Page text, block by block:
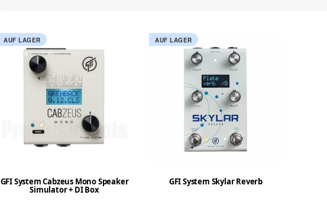
AUF LAGER
GFI System Cabzeus Mono Speaker
Simulator + DI Box
AUF LAGER
GFI System Skylar Reverb